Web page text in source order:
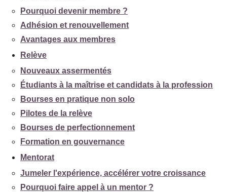
Pourquoi devenir membre ?
Adhésion et renouvellement
Avantages aux membres
Relève
Nouveaux assermentés
Étudiants à la maîtrise et candidats à la profession
Bourses en pratique non solo
Pilotes de la relève
Bourses de perfectionnement
Formation en gouvernance
Mentorat
Jumeler l'expérience, accélérer votre croissance
Pourquoi faire appel à un mentor ?